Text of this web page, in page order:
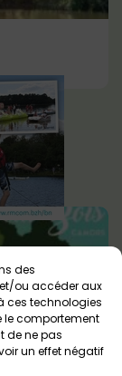
des
ou accéder aux
ces technologies
le comportement
de ne pas
un effet négatif